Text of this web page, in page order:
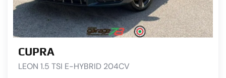
CUPRA
LEON 1.5 TSI E-HYBRID 204CV